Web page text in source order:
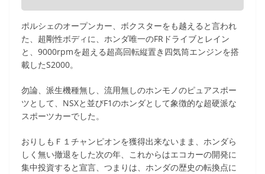
ポルシェのオープンカー、ボクスターをも越えると言われ
た、超剛性ボディに、ホンダ唯一のFRドライブとレイン
と、9000rpmを超える超高回転縦置き四気筒エンジンを搭
載したS2000。
勿論、派生機種無し、流用無しのホンモノのピュアスポー
ツとして、NSXと並びF1のホンダとして象徴的な超硬派な
スポーツカーでした。
おりしもＦ１チャンピオンを獲得出来ないまま、ホンダら
しく無い撤退をした次の年、これからはエコカーの開発に
集中投資すると宣言、つまりは、ホンダの歴史の転換点に